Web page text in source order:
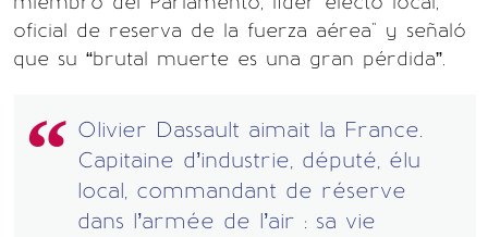
oficial de reserva de la fuerza aérea" y señaló
que su “brutal muerte es una gran pérdida”.
Olivier Dassault aimait la France.
Capitaine d’industrie, député, élu
local, commandant de réserve
dans l’armée de l’air : sa vie